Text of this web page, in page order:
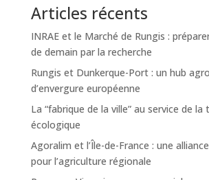
Articles récents
INRAE et le Marché de Rungis :
de demain par la recherche
Rungis et Dunkerque-Port : un hub
d’envergure européenne
La “fabrique de la ville” au service de la
écologique
Agoralim et l’Île-de-France : une
pour l’agriculture régionale